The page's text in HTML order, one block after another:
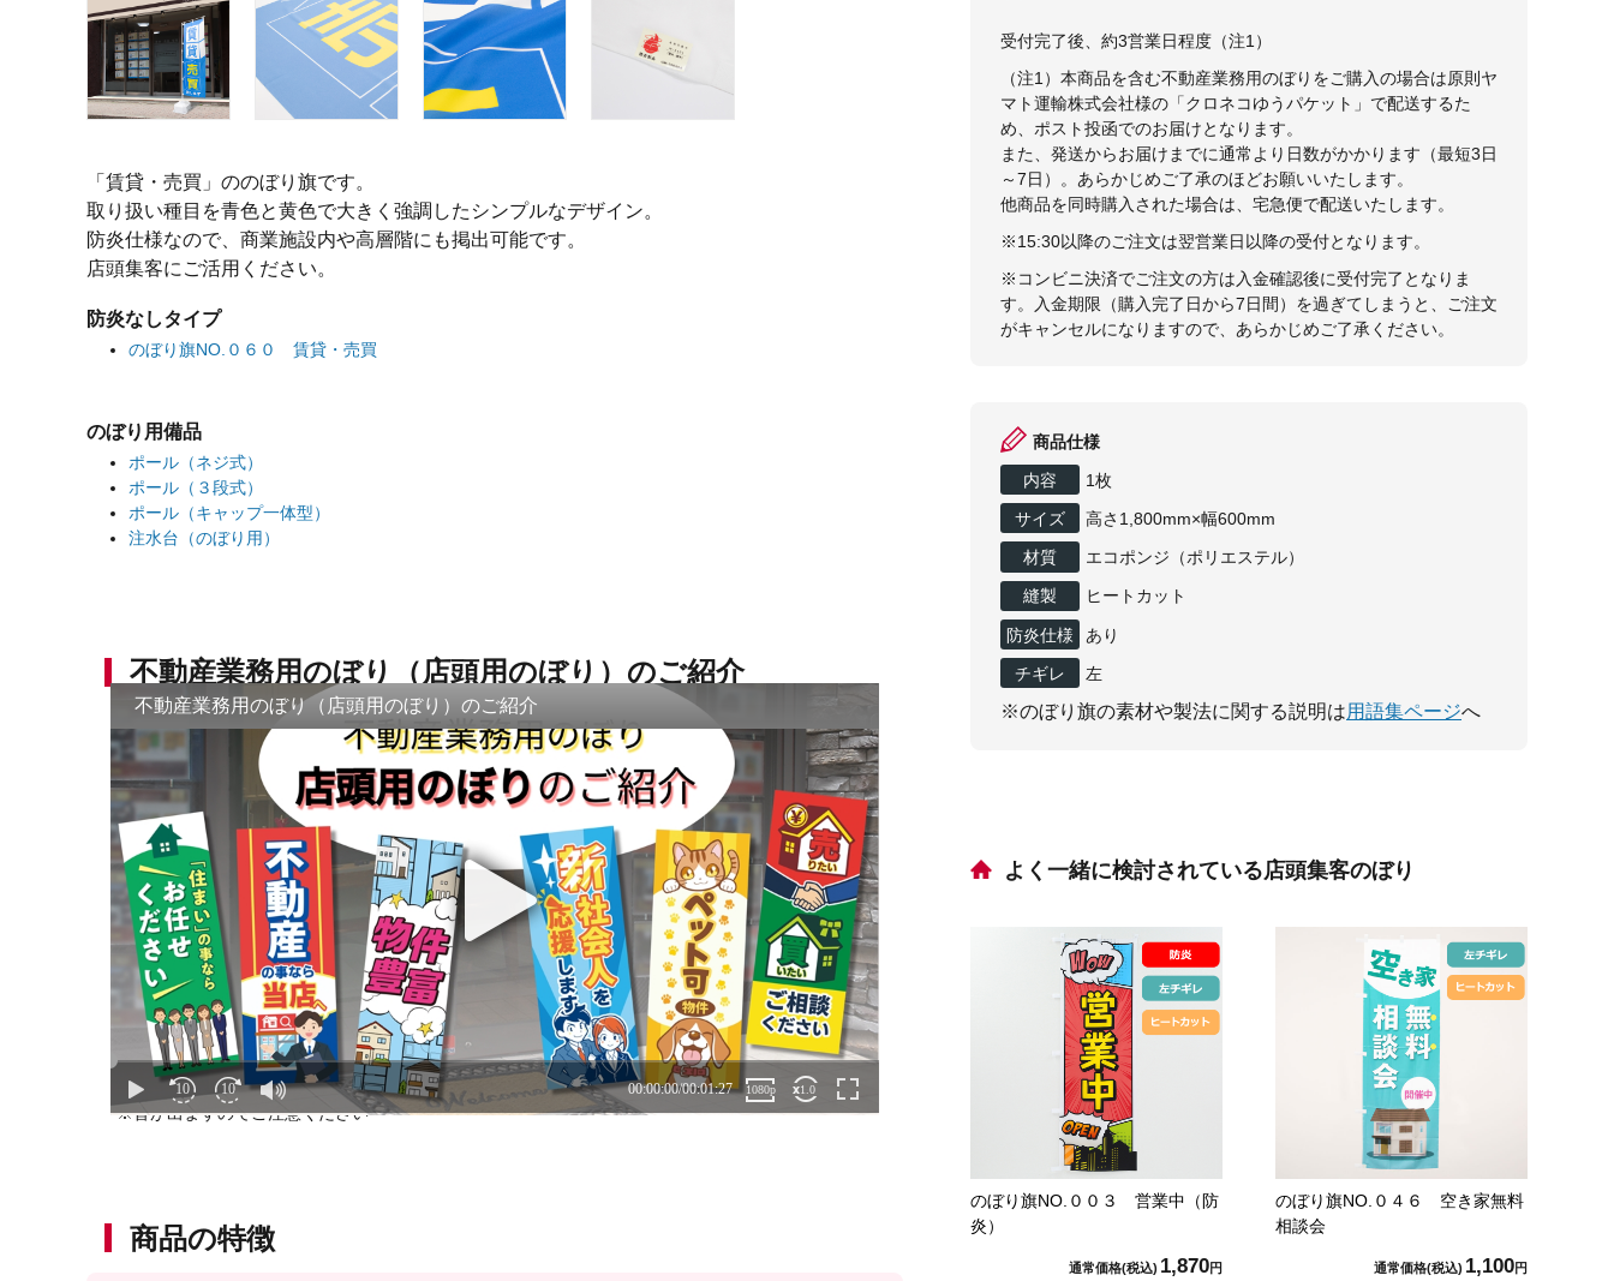
「賃貸・売買」ののぼり旗です。
取り扱い種目を青色と黄色で大きく強調したシンプルなデザイン。
防炎仕様なので、商業施設内や高層階にも掲出可能です。
店頭集客にご活用ください。
防炎なしタイプ
のぼり旗NO.０６０ 賃貸・売買
のぼり用備品
ポール（ネジ式）
ポール（３段式）
ポール（キャップ一体型）
注水台（のぼり用）
不動産業務用のぼり（店頭用のぼり）のご紹介
※音が出ますのでご注意ください
商品の特徴
受付完了後、約3営業日程度（注1）
（注1）本商品を含む不動産業務用のぼりをご購入の場合は原則ヤ
マト運輸株式会社様の「クロネコゆうパケット」で配送するた
め、ポスト投函でのお届けとなります。
また、発送からお届けまでに通常より日数がかかります（最短3日
～7日）。あらかじめご了承のほどお願いいたします。
他商品を同時購入された場合は、宅急便で配送いたします。
※15:30以降のご注文は翌営業日以降の受付となります。
※コンビニ決済でご注文の方は入金確認後に受付完了となりま
す。入金期限（購入完了日から7日間）を過ぎてしまうと、ご注文
がキャンセルになりますので、あらかじめご了承ください。
商品仕様
内容
1枚
サイズ 高さ1,800mm×幅600mm
材質 エコポンジ（ポリエステル）
縫製 ヒートカット
防炎仕様 あり
チギレ 左
※のぼり旗の素材や製法に関する説明は用語集ページへ
よく一緒に検討されている店頭集客のぼり
のぼり旗NO.００３ 営業中（防
炎）
通常価格(税込) 1,870円
のぼり旗NO.０４６ 空き家無料
相談会
通常価格(税込) 1,100円